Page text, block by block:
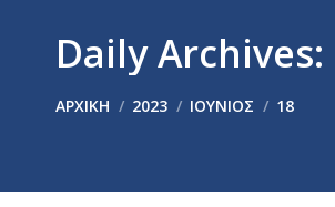
Daily Archives:
ΑΡΧΙΚΉ 2023 ΙΟΎΝΙΟΣ 18